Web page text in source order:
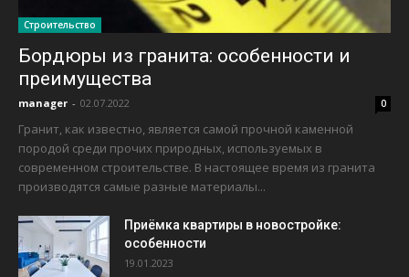
Строительство
Бордюры из гранита: особенности и
преимущества
manager - 02.07.2022 0
Гранит, как известно, является самой прочной каменной
породой среди прочих природных, используемых в
современном строительстве. В настоящее время из гранита
производятся самые разные материалы...
Приёмка квартиры в новостройке:
особенности
19.01.2023